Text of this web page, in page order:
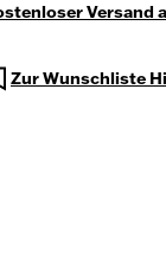
Versand
Zur Wunschliste